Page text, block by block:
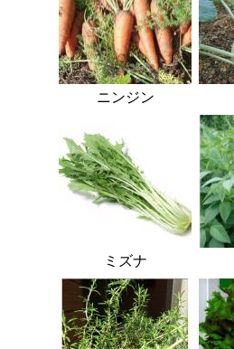
ニンジン
ミズナ